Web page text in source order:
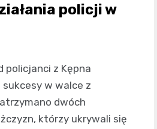
policji w
policjanci z Kępna
w walce z
dwóch
którzy ukrywali się